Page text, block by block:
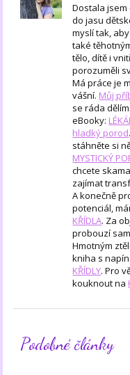
Dostala
do jasu
myslí tak,
také
tělo, dítě i
porozuměli
Má práce je
vášní. Můj
se ráda
eBooky:
hladký porod
stáhněte si
MYSTICKÝ
chcete
zajímat
A konečně
potenciál,
KŘÍDLA. Za
probouzí
Hmotným
kniha s
KŘÍDLY. Pro
kouknout na
Podobné články